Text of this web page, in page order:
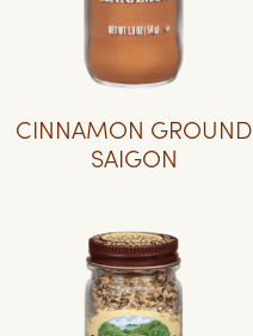
CINNAMON GROUND
SAIGON